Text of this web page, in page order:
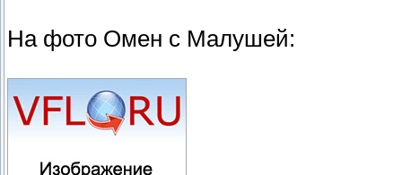
На фото Омен с Малушей: